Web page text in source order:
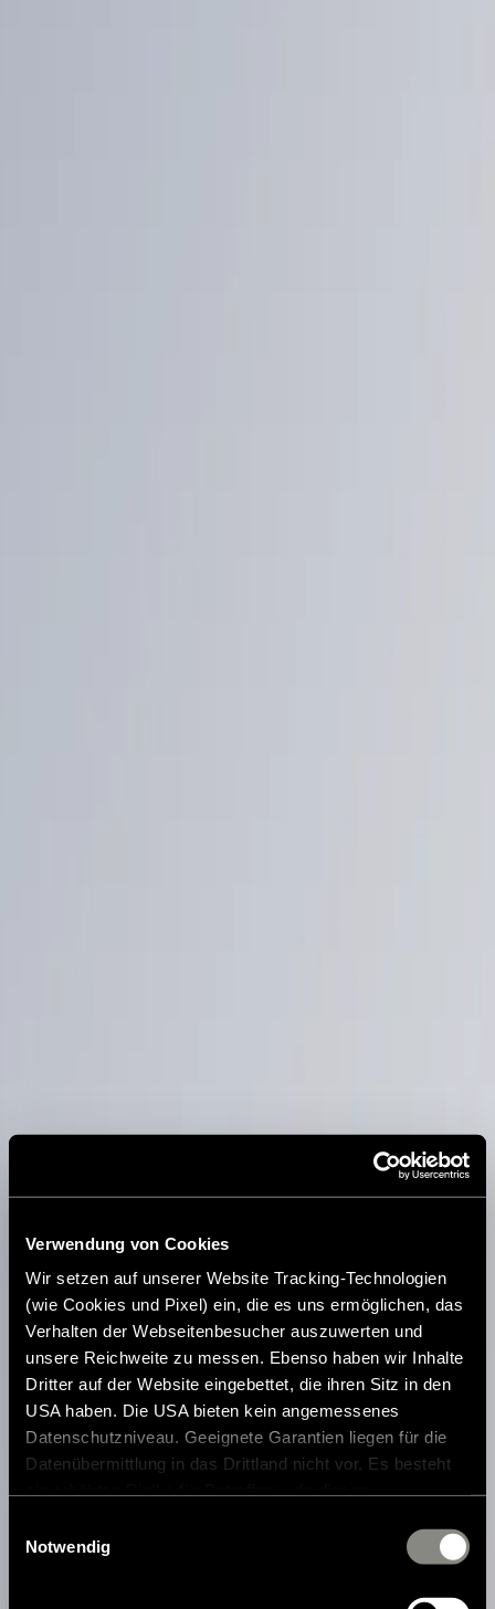
Verwendung von Cookies
Wir setzen auf unserer Website Tracking-Technologien
(wie Cookies und Pixel) ein, die es uns ermöglichen, das
Verhalten der Webseitenbesucher auszuwerten und
unsere Reichweite zu messen. Ebenso haben wir Inhalte
Dritter auf der Website eingebettet, die ihren Sitz in den
USA haben. Die USA bieten kein angemessenes
Datenschutzniveau. Geeignete Garantien liegen für die
Datenübermittlung in das Drittland nicht vor. Es besteht
zustehen. Eingesetzte Dienstleister können Daten für
zusammenführen. Weitere Informationen finden Sie in
Notwendig